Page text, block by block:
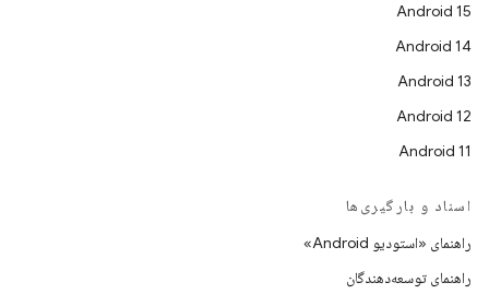
Android 15
Android 14
Android 13
Android 12
Android 11
اسناد و بارگیری‌ها
راهنمای «استودیو Android»
راهنمای توسعه‌دهندگان